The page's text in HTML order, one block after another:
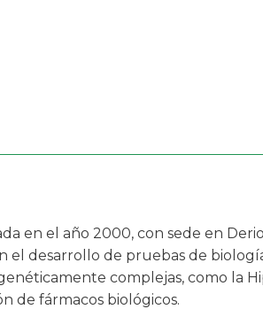
en el año 2000, con sede en
el desarrollo de pruebas de
complejas, como la
de fármacos biológicos.